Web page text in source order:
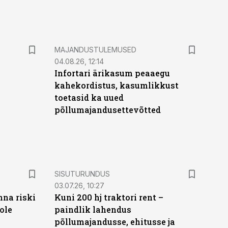
MAJANDUSTULEMUSED
04.08.26, 12:14
Infortari ärikasum peaaegu
kahekordistus, kasumlikkust
toetasid ka uued
põllumajandusettevõtted
riski
ST
SISUTURUNDUS
03.07.26, 10:27
Kuni 200 hj traktori rent –
paindlik lahendus
põllumajandusse, ehitusse ja